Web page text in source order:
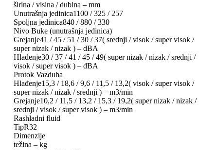
širina / visina / dubina – mm
Unutrašnja jedinica1100 / 325 / 257
Spoljna jedinica840 / 880 / 330
Nivo Buke (unutrašnja jedinica)
Grejanje41 / 45 / 51 / 30 / 37( srednji / visok / super visok /
super nizak / nizak ) – dBA
Hlađenje30 / 37 / 41 / 45 / 49( super nizak / nizak / srednji /
visok / super visok ) – dBA
Protok Vazduha
Hlađenje15,3 / 18,6 / 9,6 / 11,5 / 13,2( visok / super visok /
super nizak / nizak / srednji ) – m3/min
Grejanje10,2 / 11,5 / 13,2 / 15,3 / 19,2( super nizak / nizak /
srednji / visok / super visok ) – m3/min
Rashladni fluid
TipR32
Dimenzije
težina – kg